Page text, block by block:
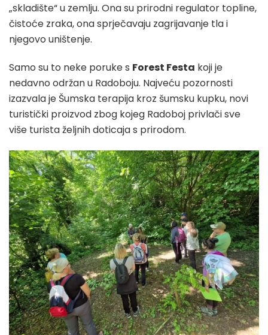
„skladište“ u zemlju. Ona su prirodni regulator topline,
čistoće zraka, ona sprječavaju zagrijavanje tla i
njegovo uništenje.
Samo su to neke poruke s Forest Festa koji je
nedavno održan u Radoboju. Najveću pozornosti
izazvala je Šumska terapija kroz šumsku kupku, novi
turistički proizvod zbog kojeg Radoboj privlači sve
više turista željnih doticaja s prirodom.